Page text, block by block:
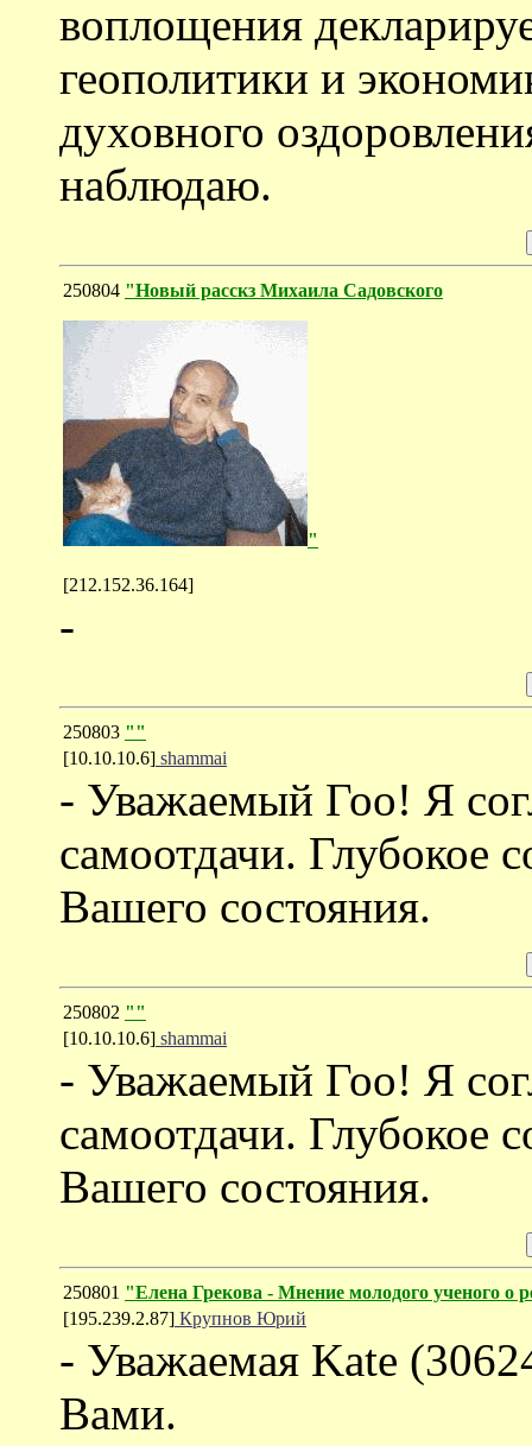
воплощения
геополитики и
духовного
наблюдаю.
250804 "Новый расскз Михаила Садовского
"
[212.152.36.164]
-
250803 ""
[10.10.10.6] shammai
- Уважаемый Гоо! Я
самоотдачи. Глубокое
Вашего состояния.
250802 ""
[10.10.10.6] shammai
- Уважаемый Гоо! Я
самоотдачи. Глубокое
Вашего состояния.
250801 "Елена Грекова - Мнение молодого ученого о
[195.239.2.87] Крупнов Юрий
- Уважаемая Kate
Вами.